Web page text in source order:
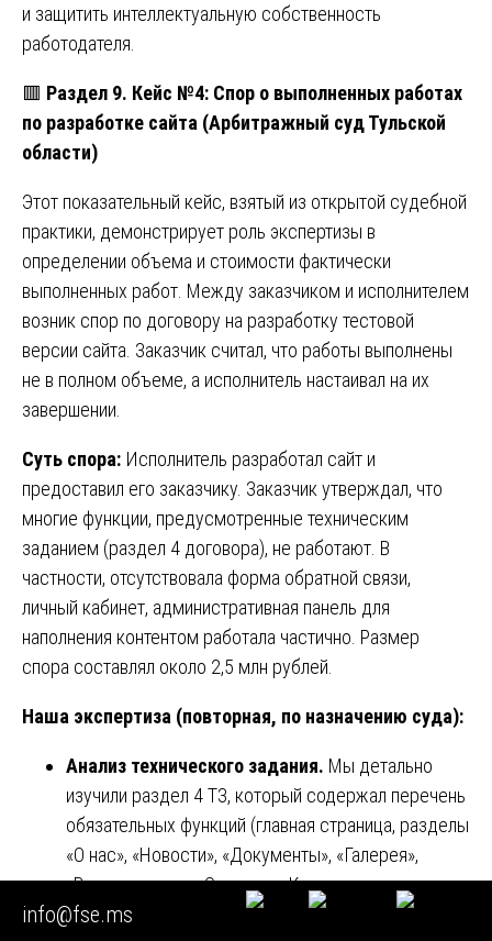
и защитить интеллектуальную собственность
работодателя.
🟥 Раздел 9. Кейс №4: Спор о выполненных работах
по разработке сайта (Арбитражный суд Тульской
области)
Этот показательный кейс, взятый из открытой судебной
практики, демонстрирует роль экспертизы в
определении объема и стоимости фактически
выполненных работ. Между заказчиком и исполнителем
возник спор по договору на разработку тестовой
версии сайта. Заказчик считал, что работы выполнены
не в полном объеме, а исполнитель настаивал на их
завершении.
Суть спора: Исполнитель разработал сайт и
предоставил его заказчику. Заказчик утверждал, что
многие функции, предусмотренные техническим
заданием (раздел 4 договора), не работают. В
частности, отсутствовала форма обратной связи,
личный кабинет, административная панель для
наполнения контентом работала частично. Размер
спора составлял около 2,5 млн рублей.
Наша экспертиза (повторная, по назначению суда):
Анализ технического задания. Мы детально
изучили раздел 4 ТЗ, который содержал перечень
обязательных функций (главная страница, разделы
«О нас», «Новости», «Документы», «Галерея»,
«Вопрос-ответ», «Отзывы», «Контакты»,
административная панель).
info@fse.ms